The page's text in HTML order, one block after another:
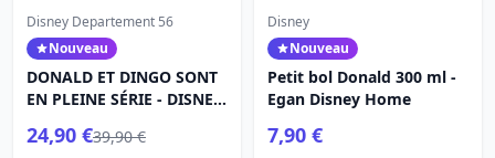
Disney Departement 56
Nouveau
DONALD ET DINGO SONT
EN PLEINE SÉRIE - DISNEY
24,90 €39,90 €
Disney
Nouveau
Petit bol Donald 300 ml -
Egan Disney Home
7,90 €